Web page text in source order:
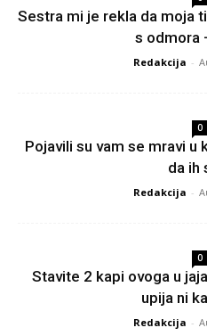
Sestra mi je rekla da moja
s odmora
Redakcija -
0
Pojavili su vam se mravi u
da ih
Redakcija -
0
Stavite 2 kapi ovoga u
upija ni
Redakcija -